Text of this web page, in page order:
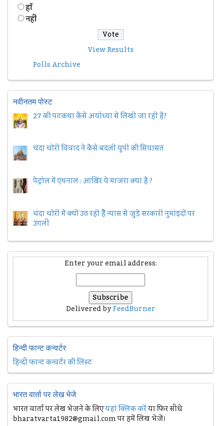
हॉं
नहीं
View Results
Polls Archive
नवीनतम पोस्ट
27 की पटकथा कैसे अयोध्या से लिखी जा रही है?
चंदा चोरी विवाद ने कैसे बदली यूपी की सियासत
पेट्रोल में एथनाल : आख़िर ये माजरा क्या है ?
चंदा चोरी में क्यों उठ रही हैैं न्यास से जुड़े सरकारी नुमांइदों पर
उंगली
Enter your email address:
Delivered byFeedBurner
हिन्दी फान्ट कन्वर्टर
हिन्दी फान्ट कन्वर्टर की लिस्ट
भारत वार्ता पर लेख भेजे
भारत वार्ता पर लेख भेजने के लिएयहां क्लिक करेंया फिर सीधे
bharatvarta1982@gmail.com पर हमें लिख भेजें।